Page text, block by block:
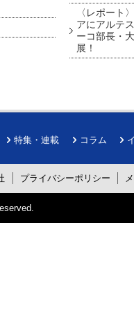
〈レポート
アにアルテ
ーコ部長・
展！
特集・連載 コラム
プライバシーポリシー